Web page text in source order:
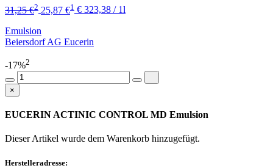
31,25 €2 25,87 €1 € 323,38 / 1l
Emulsion
Beiersdorf AG Eucerin
-17%2
×
EUCERIN ACTINIC CONTROL MD Emulsion
Dieser Artikel wurde dem Warenkorb hinzugefügt.
Herstelleradresse: